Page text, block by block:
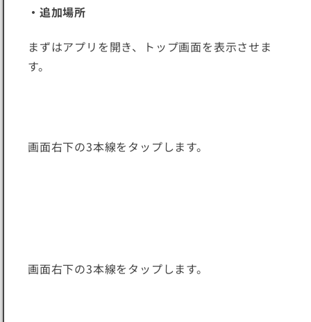
・追加場所
まずはアプリを開き、トップ画面を表示させま
す。
画面右下の3本線をタップします。
画面右下の3本線をタップします。